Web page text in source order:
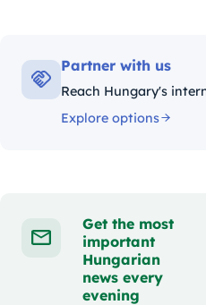
Partner with us
Reach Hungary's
Explore options
Get the most
important
Hungarian
news every
evening